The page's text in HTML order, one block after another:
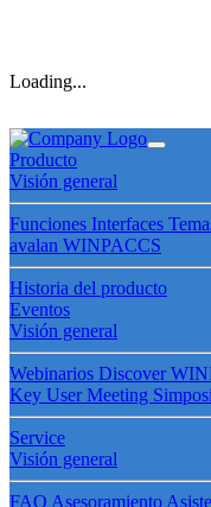
Loading...
Producto
Visión general
Funciones Interfaces
avalan WINPACCS
Historia del producto
Eventos
Visión general
Webinarios Discover
Key User Meeting
Service
Visión general
FAQ Asesoramiento